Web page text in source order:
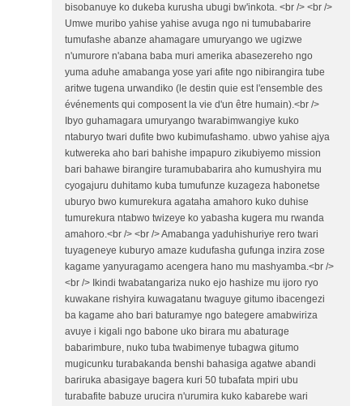
bisobanuye ko dukeba kurusha ubugi bw'inkota. <br /> <br />
Umwe muribo yahise yahise avuga ngo ni tumubabarire
tumufashe abanze ahamagare umuryango we ugizwe
n'umurore n'abana baba muri amerika abasezereho ngo
yuma aduhe amabanga yose yari afite ngo nibirangira tube
aritwe tugena urwandiko (le destin quie est l'ensemble des
événements qui composent la vie d'un être humain).<br />
Ibyo guhamagara umuryango twarabimwangiye kuko
ntaburyo twari dufite bwo kubimufashamo. ubwo yahise ajya
kutwereka aho bari bahishe impapuro zikubiyemo mission
bari bahawe birangire turamubabarira aho kumushyira mu
cyogajuru duhitamo kuba tumufunze kuzageza habonetse
uburyo bwo kumurekura agataha amahoro kuko duhise
tumurekura ntabwo twizeye ko yabasha kugera mu rwanda
amahoro.<br /> <br /> Amabanga yaduhishuriye rero twari
tuyageneye kuburyo amaze kudufasha gufunga inzira zose
kagame yanyuragamo acengera hano mu mashyamba.<br />
<br /> Ikindi twabatangariza nuko ejo hashize mu ijoro ryo
kuwakane rishyira kuwagatanu twaguye gitumo ibacengezi
ba kagame aho bari baturamye ngo bategere amabwiriza
avuye i kigali ngo babone uko birara mu abaturage
babarimbure, nuko tuba twabimenye tubagwa gitumo
mugicunku turabakanda benshi bahasiga agatwe abandi
bariruka abasigaye bagera kuri 50 tubafata mpiri ubu
turabafite babuze urucira n'urumira kuko kabarebe wari